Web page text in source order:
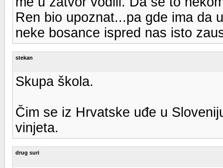
Ren bio upoznat...pa gde ima da
neke bosance ispred nas isto
stekan
Skupa škola.
Čim se iz Hrvatske uđe u
vinjeta.
drug suri